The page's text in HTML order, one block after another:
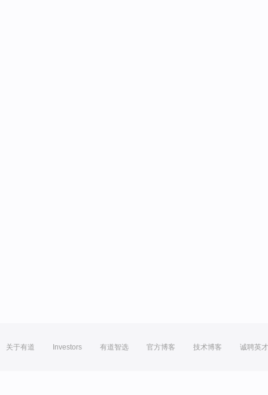
关于有道 Investors 有道智选 官方博客 技术博客 诚聘英才